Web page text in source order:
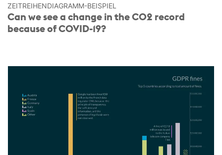
ZEITREIHEN­DIAGRAMM-BEISPIEL
Can we see a change in the CO2 record
because of COVID-19?